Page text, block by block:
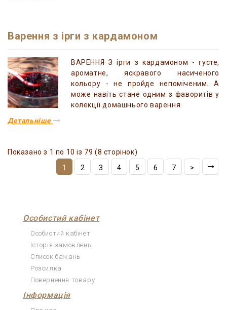
Варення з ірги з кардамоном
ВАРЕННЯ З ірги з кардамоном - густе,
ароматне, яскравого насиченого
кольору - не пройде непоміченим. А
може навіть стане одним з фаворитів у
колекції домашнього варення.
Детальніше
Показано з 1 по 10 із 79 (8 сторінок)
1
2 3 4 5 6 7 >
Особистий кабінет
Особистий кабінет
Історія замовлень
Список бажань
Розсилка
Повернення товару
Інформація